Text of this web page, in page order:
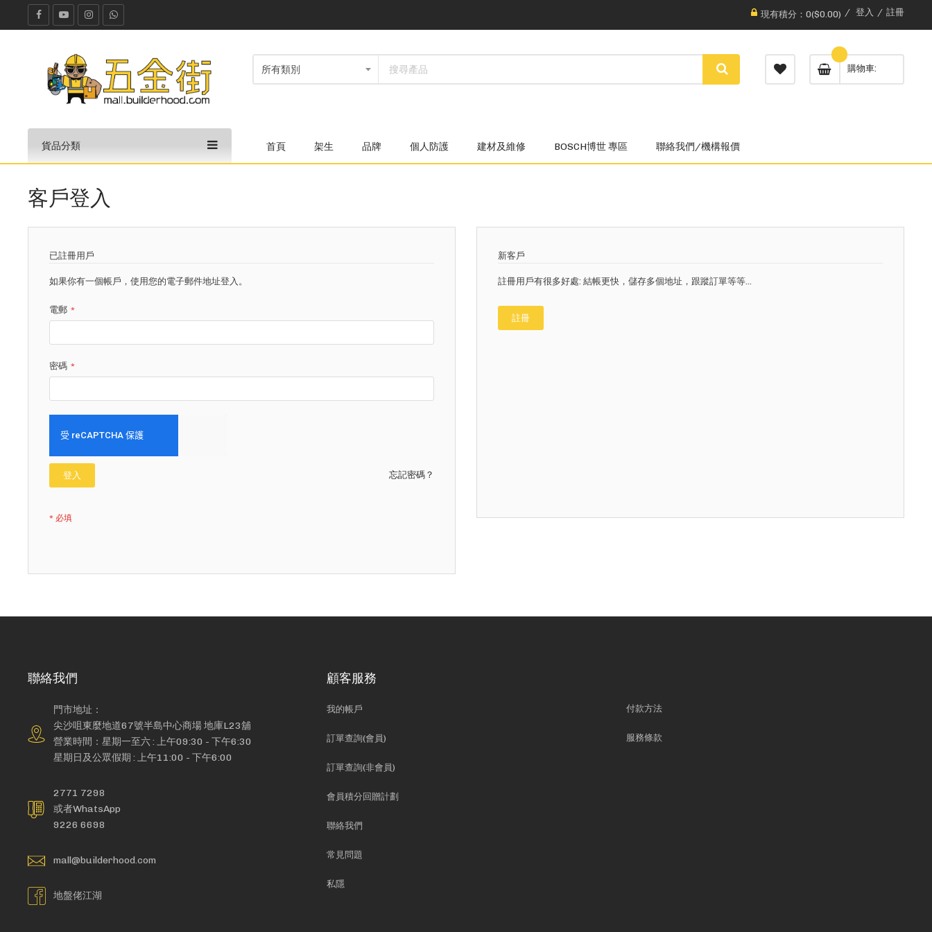
現有積分：0($0.00) 登入 註冊
購物車
貨品分類 首頁 架生 品牌 個人防護 建材及維修 BOSCH博世 專區 聯絡我們/機構報價
客戶登入
已註冊用戶
如果你有一個帳戶，使用您的電子郵件地址登入。
電郵
密碼
登入 忘記密碼？
新客戶
註冊用戶有很多好處: 結帳更快，儲存多個地址，跟蹤訂單等等...
註冊
聯絡我們
門市地址：
尖沙咀東麼地道67號半島中心商場 地庫L23舖
營業時間：星期一至六 : 上午09:30 - 下午6:30
星期日及公眾假期 : 上午11:00 - 下午6:00
2771 7298
或者WhatsApp
9226 6698
mall@builderhood.com
地盤佬江湖
顧客服務
我的帳戶
訂單查詢(會員)
訂單查詢(非會員)
會員積分回贈計劃
聯絡我們
常見問題
私隱
付款方法
服務條款